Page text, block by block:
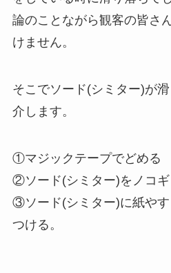
論のことながら観客の皆さ
けません。
そこでソード(シミター)が
介します。
①マジックテープでどめる
②ソード(シミター)をノコギ
③ソード(シミター)に紙や
つける。